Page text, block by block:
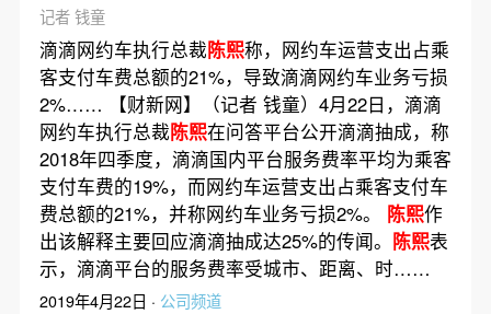
记者 钱童
滴滴网约车执行总裁陈熙称，网约车运营支出占乘
客支付车费总额的21%，导致滴滴网约车业务亏损
2%…… 【财新网】（记者 钱童）4月22日，滴滴
网约车执行总裁陈熙在问答平台公开滴滴抽成，称
2018年四季度，滴滴国内平台服务费率平均为乘客
支付车费的19%，而网约车运营支出占乘客支付车
费总额的21%，并称网约车业务亏损2%。 陈熙作
出该解释主要回应滴滴抽成达25%的传闻。 陈熙表
示，滴滴平台的服务费率受城市、距离、时……
2019年4月22日 · 公司频道